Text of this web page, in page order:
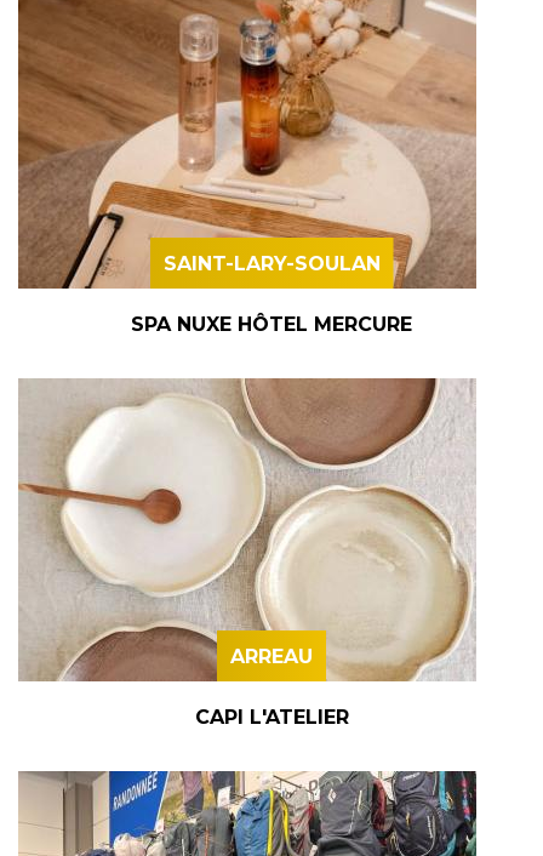
SAINT-LARY-SOULAN
SPA NUXE HÔTEL MERCURE
ARREAU
CAPI L'ATELIER